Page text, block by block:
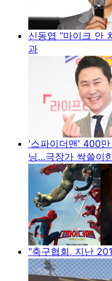
신동엽 “마이크 안
과
'스파이더맨' 400
닝…극장가 싹쓸이
"축구협회, 지난